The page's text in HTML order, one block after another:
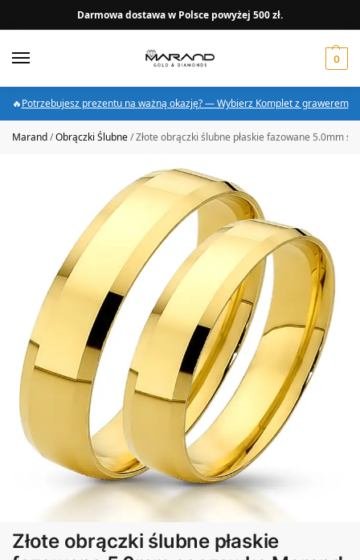
Darmowa dostawa w Polsce powyżej 500 zł.
0
🔥Potrzebujesz prezentu na ważną okazję? — Wybierz Komplet z grawerem
Marand/Obrączki Ślubne/Złote obrączki ślubne płaskie fazowane 5.0mm
Złote obrączki ślubne płaskie